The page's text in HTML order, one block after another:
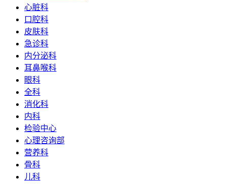
心脏科
口腔科
皮肤科
急诊科
内分泌科
耳鼻喉科
眼科
全科
消化科
内科
检验中心
心理咨询部
营养科
骨科
儿科